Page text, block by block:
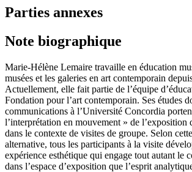
Parties annexes
Note biographique
Marie-Hélène Lemaire travaille en éducation
musées et les galeries en art contemporain
Actuellement, elle fait partie de l’équipe
Fondation pour l’art contemporain. Ses études
communications à l’Université Concordia
l’interprétation en mouvement » de l’exposition
dans le contexte de visites de groupe. Selon
alternative, tous les participants à la visite
expérience esthétique qui engage tout autant le
dans l’espace d’exposition que l’esprit